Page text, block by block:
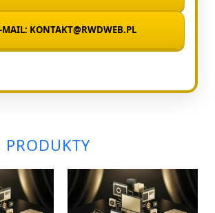
MAIL: KONTAKT@RWDWEB.PL
PRODUKTY